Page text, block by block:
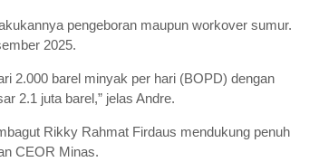
pengeboran maupun workover sumur.
2025.
2.000 barel minyak per hari (BOPD) dengan
2.1 juta barel,” jelas Andre.
Rikky Rahmat Firdaus mendukung penuh
CEOR Minas.